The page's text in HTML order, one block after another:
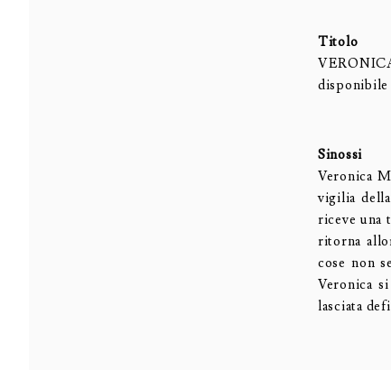
Titolo
disponibile
Sinossi
Veronica
vigilia
riceve una
ritorna
cose non
Veronica
lasciata